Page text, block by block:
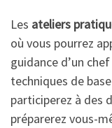
Les ateliers
où vous pourrez
guidance d’un
techniques de
participerez à des
préparerez vous-